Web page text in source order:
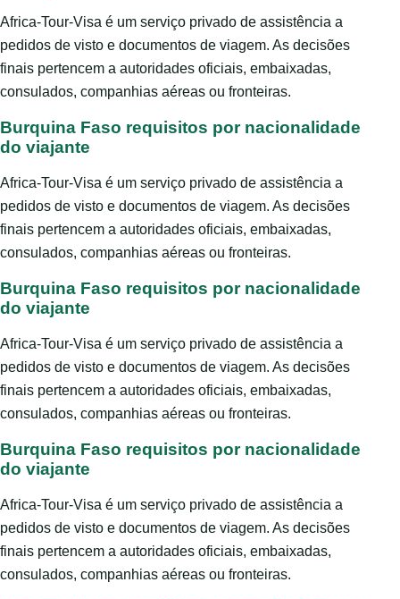
Africa-Tour-Visa é um serviço privado de assistência a
pedidos de visto e documentos de viagem. As decisões
finais pertencem a autoridades oficiais, embaixadas,
consulados, companhias aéreas ou fronteiras.
Burquina Faso requisitos por nacionalidade
do viajante
Africa-Tour-Visa é um serviço privado de assistência a
pedidos de visto e documentos de viagem. As decisões
finais pertencem a autoridades oficiais, embaixadas,
consulados, companhias aéreas ou fronteiras.
Burquina Faso requisitos por nacionalidade
do viajante
Africa-Tour-Visa é um serviço privado de assistência a
pedidos de visto e documentos de viagem. As decisões
finais pertencem a autoridades oficiais, embaixadas,
consulados, companhias aéreas ou fronteiras.
Burquina Faso requisitos por nacionalidade
do viajante
Africa-Tour-Visa é um serviço privado de assistência a
pedidos de visto e documentos de viagem. As decisões
finais pertencem a autoridades oficiais, embaixadas,
consulados, companhias aéreas ou fronteiras.